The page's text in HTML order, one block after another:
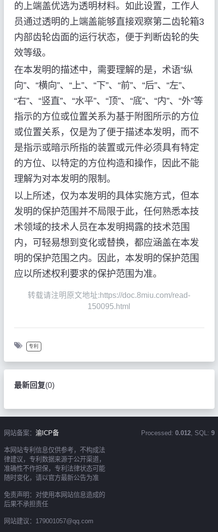
的上端盖优选为透明材料。如此设置，工作人
员通过透明的上端盖能够直接观察第二齿轮箱3
内部齿轮齿面的运行状态，便于判断齿轮的失
效等级。
在本发明的描述中，需要理解的是，术语“纵
向”、“横向”、“上”、“下”、“前”、“后”、“左”、
“右”、“竖直”、“水平”、“顶”、“底”、“内”、“外”等
指示的方位或位置关系为基于附图所示的方位
或位置关系，仅是为了便于描述本发明，而不
是指示或暗示所指的装置或元件必须具有特定
的方位、以特定的方位构造和操作，因此不能
理解为对本发明的限制。
以上所述，仅为本发明的具体实施方式，但本
发明的保护范围并不局限于此，任何熟悉本技
术领域的技术人员在本发明揭露的技术范围
内，可轻易想到变化或替换，都应涵盖在本发
明的保护范围之内。因此，本发明的保护范围
应以所述权利要求的保护范围为准。
转载请注明原文地址:https://doc.8miu.com/read-
150095.html
专利
最新回复(0)
网站备案： 渝ICP备
本网站专利信息仅供参考，不构成法
律建议，专利数据来源于公开渠道，
准确性不作担保，专利法律状态可能
随时变化，请以官方最新公告为准
免责声明：对使用本网站信息造成的
后果不承担责任
网站建议：179001057@qq.com
Processed: 0.012, SQL: 9